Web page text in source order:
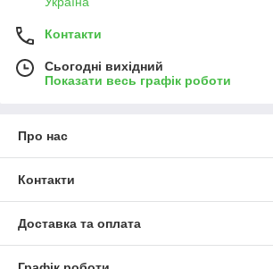
Контакти
Сьогодні вихідний
Показати весь графік роботи
Про нас
Контакти
Доставка та оплата